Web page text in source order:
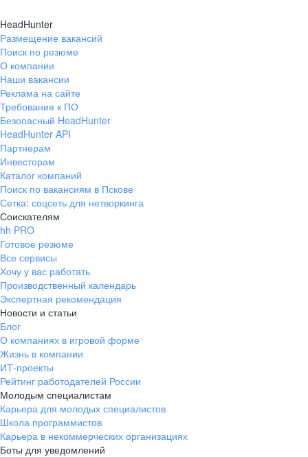
HeadHunter
Размещение вакансий
Поиск по резюме
О компании
Наши вакансии
Реклама на сайте
Требования к ПО
Безопасный HeadHunter
HeadHunter API
Партнерам
Инвесторам
Каталог компаний
Поиск по вакансиям в Пскове
Сетка: соцсеть для нетворкинга
Соискателям
hh PRO
Готовое резюме
Все сервисы
Хочу у вас работать
Производственный календарь
Экспертная рекомендация
Новости и статьи
Блог
О компаниях в игровой форме
Жизнь в компании
ИТ-проекты
Рейтинг работодателей России
Молодым специалистам
Карьера для молодых специалистов
Школа программистов
Карьера в некоммерческих организациях
Боты для уведомлений